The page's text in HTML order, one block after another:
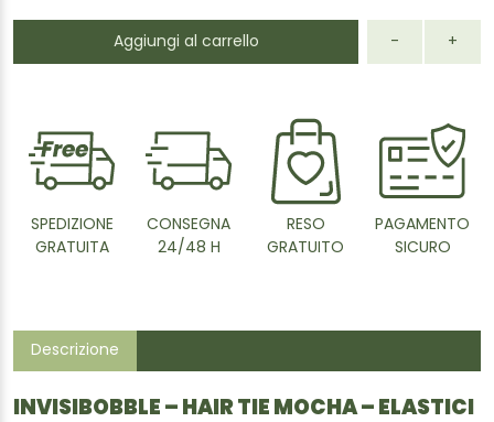
Aggiungi al carrello - +
SPEDIZIONE
GRATUITA
CONSEGNA
24/48 H
RESO
GRATUITO
PAGAMENTO
SICURO
Descrizione
INVISIBOBBLE – HAIR TIE MOCHA – ELASTICI